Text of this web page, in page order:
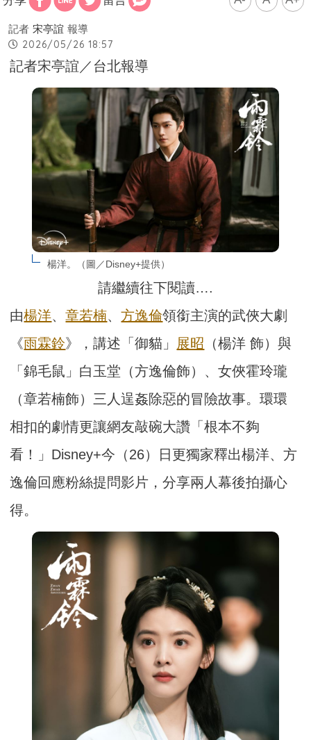
記者 宋亭誼 報導
2026/05/26 18:57
記者宋亭誼／台北報導
楊洋。（圖／Disney+提供）
請繼續往下閱讀….
由楊洋、章若楠、方逸倫領銜主演的武俠大劇
《雨霖鈴》，講述「御貓」 展昭 （楊洋 飾）與
「錦毛鼠」白玉堂（方逸倫飾）、女俠霍玲瓏
（章若楠飾）三人逞姦除惡的冒險故事。環環
相扣的劇情更讓網友敲碗大讚「根本不夠
看！」Disney+今（26）日更獨家釋出楊洋、方
逸倫回應粉絲提問影片，分享兩人幕後拍攝心
得。